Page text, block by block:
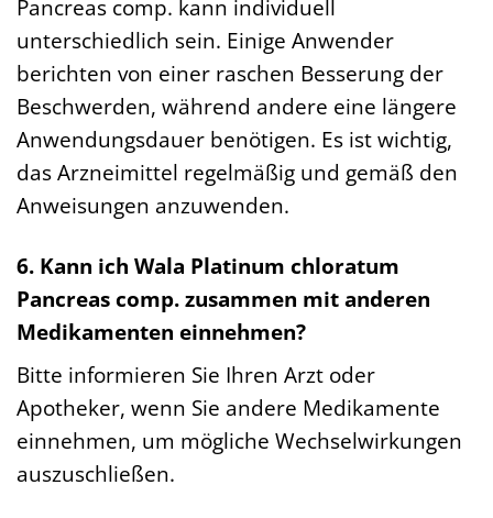
Pancreas comp. kann individuell
unterschiedlich sein. Einige Anwender
berichten von einer raschen Besserung der
Beschwerden, während andere eine längere
Anwendungsdauer benötigen. Es ist wichtig,
das Arzneimittel regelmäßig und gemäß den
Anweisungen anzuwenden.
6. Kann ich Wala Platinum chloratum
Pancreas comp. zusammen mit anderen
Medikamenten einnehmen?
Bitte informieren Sie Ihren Arzt oder
Apotheker, wenn Sie andere Medikamente
einnehmen, um mögliche Wechselwirkungen
auszuschließen.